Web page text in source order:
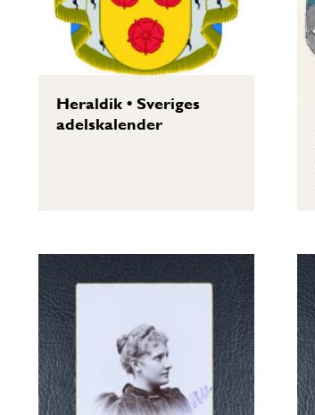
Heraldik•Sveriges
adelskalender